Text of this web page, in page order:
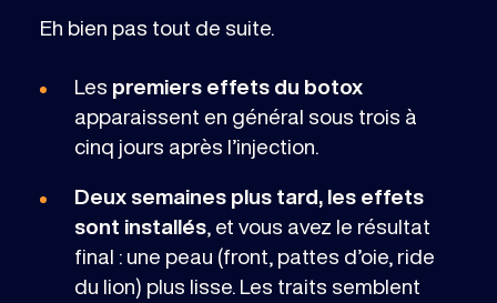
Eh bien pas tout de suite.
Les premiers effets du botox
apparaissent en général sous trois à
cinq jours après l’injection.
Deux semaines plus tard, les effets
sont installés, et vous avez le résultat
final : une peau (front, pattes d’oie, ride
du lion) plus lisse. Les traits semblent